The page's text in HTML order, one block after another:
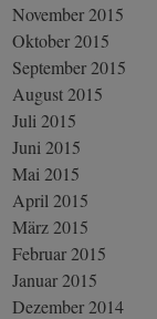
November 2015
Oktober 2015
September 2015
August 2015
Juli 2015
Juni 2015
Mai 2015
April 2015
März 2015
Februar 2015
Januar 2015
Dezember 2014